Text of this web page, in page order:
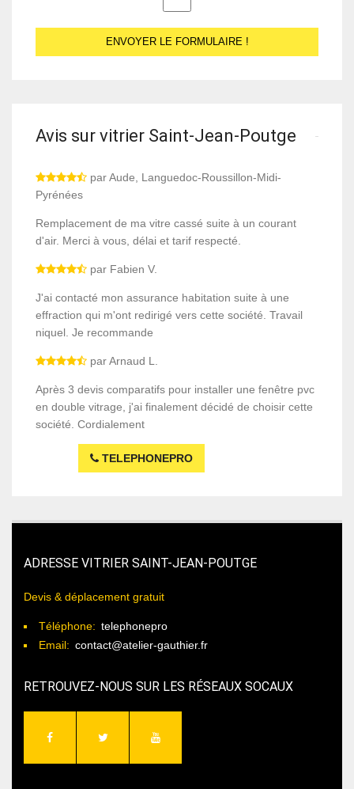
Avis sur vitrier Saint-Jean-Poutge
par Aude, Languedoc-Roussillon-Midi-
Pyrénées
Remplacement de ma vitre cassé suite à un courant
d'air. Merci à vous, délai et tarif respecté.
par Fabien V.
J'ai contacté mon assurance habitation suite à une
effraction qui m'ont redirigé vers cette société. Travail
niquel. Je recommande
par Arnaud L.
Après 3 devis comparatifs pour installer une fenêtre pvc
en double vitrage, j'ai finalement décidé de choisir cette
société. Cordialement
TELEPHONEPRO
ADRESSE VITRIER SAINT-JEAN-POUTGE
Devis & déplacement gratuit
Téléphone: telephonepro
Email: contact@atelier-gauthier.fr
RETROUVEZ-NOUS SUR LES RÉSEAUX SOCAUX